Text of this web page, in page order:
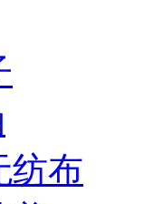
纺布